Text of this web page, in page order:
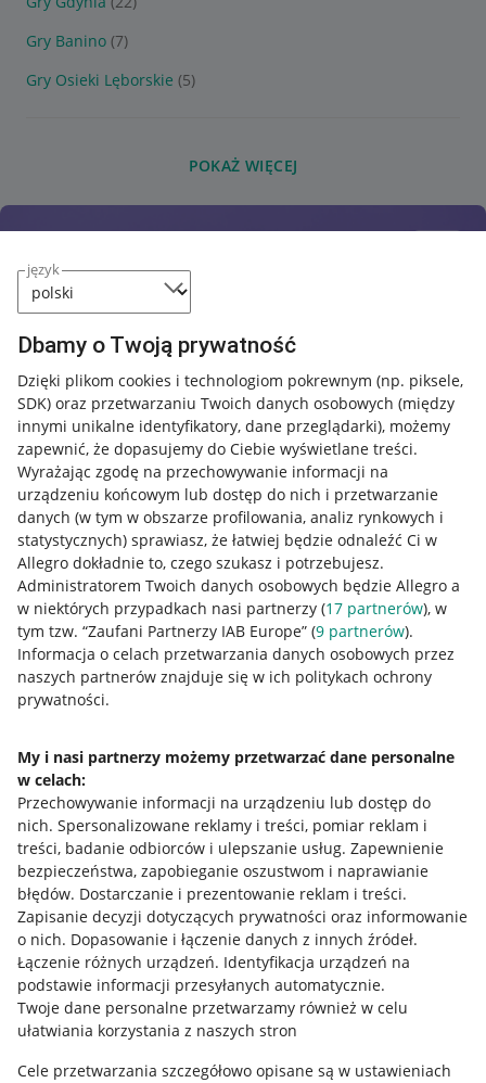
język
Dbamy o Twoją prywatność
Dzięki plikom cookies i technologiom pokrewnym (np. piksele,
SDK) oraz przetwarzaniu Twoich danych osobowych (między
innymi unikalne identyfikatory, dane przeglądarki), możemy
zapewnić, że dopasujemy do Ciebie wyświetlane treści.
Wyrażając zgodę na przechowywanie informacji na
urządzeniu końcowym lub dostęp do nich i przetwarzanie
danych (w tym w obszarze profilowania, analiz rynkowych i
statystycznych) sprawiasz, że łatwiej będzie odnaleźć Ci w
Allegro dokładnie to, czego szukasz i potrzebujesz.
Administratorem Twoich danych osobowych będzie Allegro a
w niektórych przypadkach nasi partnerzy (17 partnerów), w
tym tzw. “Zaufani Partnerzy IAB Europe” (9 partnerów).
Informacja o celach przetwarzania danych osobowych przez
naszych partnerów znajduje się w ich politykach ochrony
prywatności.
My i nasi partnerzy możemy przetwarzać dane personalne
w celach:
Przechowywanie informacji na urządzeniu lub dostęp do
nich. Spersonalizowane reklamy i treści, pomiar reklam i
treści, badanie odbiorców i ulepszanie usług. Zapewnienie
bezpieczeństwa, zapobieganie oszustwom i naprawianie
błędów. Dostarczanie i prezentowanie reklam i treści.
Zapisanie decyzji dotyczących prywatności oraz informowanie
o nich. Dopasowanie i łączenie danych z innych źródeł.
Łączenie różnych urządzeń. Identyfikacja urządzeń na
podstawie informacji przesyłanych automatycznie.
Twoje dane personalne przetwarzamy również w celu
ułatwiania korzystania z naszych stron
Cele przetwarzania szczegółowo opisane są w ustawieniach
Gry Banino (7)
Gry Osieki Lęborskie (5)
POKAŻ WIĘCEJ
Przydatne informacje
Jak to działa
Allegro Gadane dla sprzedających
Allegro Gadane dla kupujących
Mapa miejscowości
Informacje prawne
Regulamin
Polityka plików "cookies"
Ustawienia plików "cookies"
Udostępnianie lokalizacji